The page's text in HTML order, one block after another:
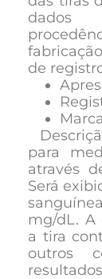
dados
de
para
através
Será
mg/dL. A
a tira
outros